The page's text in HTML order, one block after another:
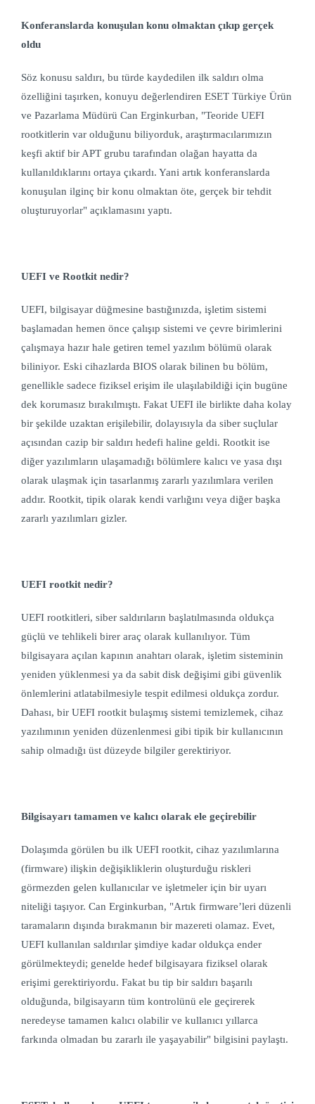
Konferanslarda konuşulan konu olmaktan çıkıp gerçek
oldu
Söz konusu saldırı, bu türde kaydedilen ilk saldırı olma
özelliğini taşırken, konuyu değerlendiren ESET Türkiye Ürün
ve Pazarlama Müdürü Can Erginkurban, "Teoride UEFI
rootkitlerin var olduğunu biliyorduk, araştırmacılarımızın
keşfi aktif bir APT grubu tarafından olağan hayatta da
kullanıldıklarını ortaya çıkardı. Yani artık konferanslarda
konuşulan ilginç bir konu olmaktan öte, gerçek bir tehdit
oluşturuyorlar" açıklamasını yaptı.
UEFI ve Rootkit nedir?
UEFI, bilgisayar düğmesine bastığınızda, işletim sistemi
başlamadan hemen önce çalışıp sistemi ve çevre birimlerini
çalışmaya hazır hale getiren temel yazılım bölümü olarak
biliniyor. Eski cihazlarda BIOS olarak bilinen bu bölüm,
genellikle sadece fiziksel erişim ile ulaşılabildiği için bugüne
dek korumasız bırakılmıştı. Fakat UEFI ile birlikte daha kolay
bir şekilde uzaktan erişilebilir, dolayısıyla da siber suçlular
açısından cazip bir saldırı hedefi haline geldi. Rootkit ise
diğer yazılımların ulaşamadığı bölümlere kalıcı ve yasa dışı
olarak ulaşmak için tasarlanmış zararlı yazılımlara verilen
addır. Rootkit, tipik olarak kendi varlığını veya diğer başka
zararlı yazılımları gizler.
UEFI rootkit nedir?
UEFI rootkitleri, siber saldırıların başlatılmasında oldukça
güçlü ve tehlikeli birer araç olarak kullanılıyor. Tüm
bilgisayara açılan kapının anahtarı olarak, işletim sisteminin
yeniden yüklenmesi ya da sabit disk değişimi gibi güvenlik
önlemlerini atlatabilmesiyle tespit edilmesi oldukça zordur.
Dahası, bir UEFI rootkit bulaşmış sistemi temizlemek, cihaz
yazılımının yeniden düzenlenmesi gibi tipik bir kullanıcının
sahip olmadığı üst düzeyde bilgiler gerektiriyor.
Bilgisayarı tamamen ve kalıcı olarak ele geçirebilir
Dolaşımda görülen bu ilk UEFI rootkit, cihaz yazılımlarına
(firmware) ilişkin değişikliklerin oluşturduğu riskleri
görmezden gelen kullanıcılar ve işletmeler için bir uyarı
niteliği taşıyor. Can Erginkurban, "Artık firmware’leri düzenli
taramaların dışında bırakmanın bir mazereti olamaz. Evet,
UEFI kullanılan saldırılar şimdiye kadar oldukça ender
görülmekteydi; genelde hedef bilgisayara fiziksel olarak
erişimi gerektiriyordu. Fakat bu tip bir saldırı başarılı
olduğunda, bilgisayarın tüm kontrolünü ele geçirerek
neredeyse tamamen kalıcı olabilir ve kullanıcı yıllarca
farkında olmadan bu zararlı ile yaşayabilir" bilgisini paylaştı.